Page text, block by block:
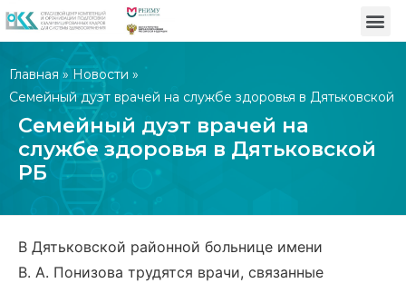
Главная » Новости »
Семейный дуэт врачей на службе здоровья в Дятьковской
РБ
Семейный дуэт врачей на
службе здоровья в Дятьковской
РБ
В Дятьковской районной больнице имени
В. А. Понизова трудятся врачи, связанные